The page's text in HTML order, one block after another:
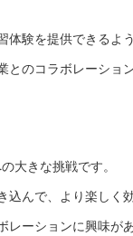
体験を提供できるよ
とのコラボレーショ
大きな挑戦です。
込んで、より楽しく
レーションに興味が